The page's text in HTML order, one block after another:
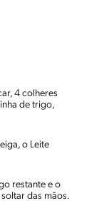
4 colheres
de trigo,
o Leite
restante e o
das mãos.